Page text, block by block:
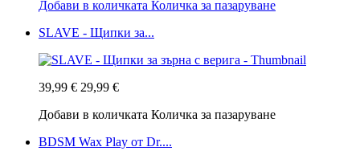
Добави в количката Количка за пазаруване
SLAVE - Щипки за...
39,99 € 29,99 €
Добави в количката Количка за пазаруване
BDSM Wax Play от Dr....